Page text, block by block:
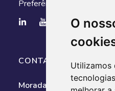
O
Utilizamos
Preferências de cookies
CONTACTOS
Morada: Av. António